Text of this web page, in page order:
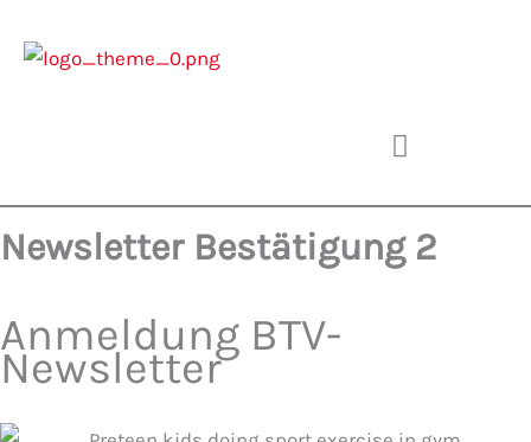
Inhalt
Newsletter Bestätigung 2
Anmeldung BTV-
Newsletter